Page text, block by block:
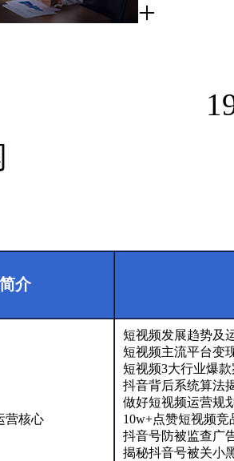
+
介
营核心
短视频发展趋势及
短视频主流平台变
短视频3大行业爆
抖音背后系统算法
做好短视频运营规
10w+点赞短视频竞
抖音号防被监查广
揭秘抖音号被关小